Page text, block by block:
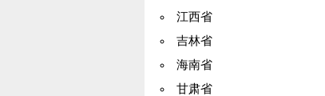
江西省
吉林省
海南省
甘肃省